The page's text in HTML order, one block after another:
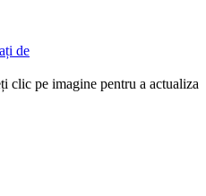
de
clic pe imagine pentru a actualiza